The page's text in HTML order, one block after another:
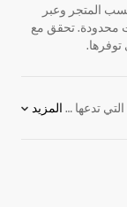
المتجر وعبر
محدودة. تحقق مع
توفرها.
كل منزل يحمل حكايته الخاصة، والتقنية الجيدة هي التي تدعها تتشكل بشكل طبيعي دون أن تفرض نفسها. تُحيي المزيد